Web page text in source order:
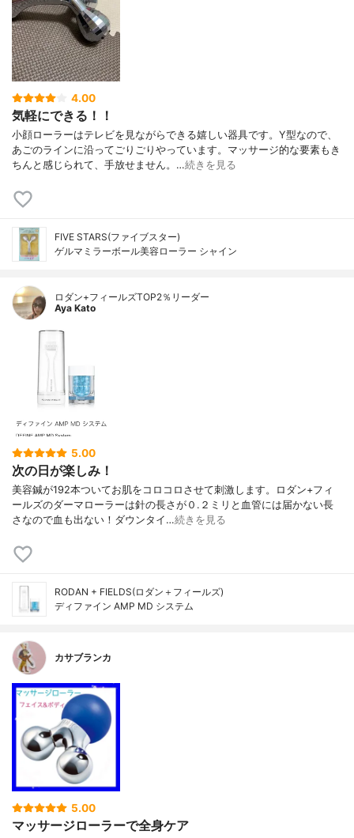
4.00
気軽にできる！！
小顔ローラーはテレビを見ながらできる嬉しい器具です。Y型なので、
あごのラインに沿ってごりごりやっています。マッサージ的な要素もき
ちんと感じられて、手放せません。…続きを見る
FIVE STARS(ファイブスター)
ゲルマミラーボール美容ローラー シャイン
ロダン+フィールズTOP2％リーダー
Aya Kato
5.00
次の日が楽しみ！
美容鍼が192本ついてお肌をコロコロさせて刺激します。ロダン+フィ
ールズのダーマローラーは針の長さが０.２ミリと血管には届かない長
さなので血も出ない！ダウンタイ…続きを見る
RODAN + FIELDS(ロダン＋フィールズ)
ディファイン AMP MD システム
カサブランカ
5.00
マッサージローラーで全身ケア